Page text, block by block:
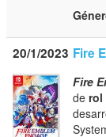
20/1/2023 Fire
Fire
derol